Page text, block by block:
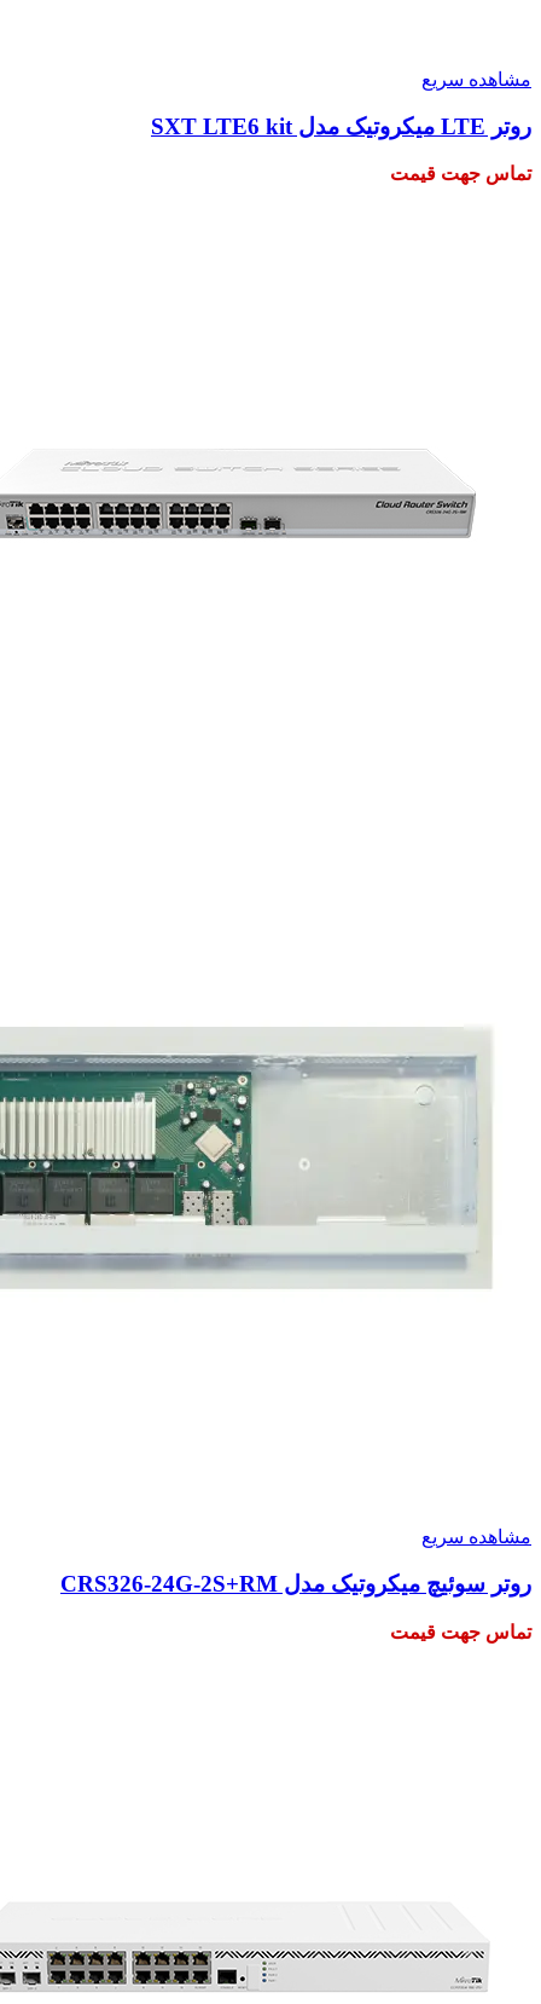
مشاهده سریع
روتر LTE میکروتیک مدل SXT LTE6 kit
تماس جهت قیمت
مشاهده سریع
روتر سوئیچ میکروتیک مدل CRS326-24G-2S+RM
تماس جهت قیمت